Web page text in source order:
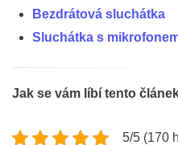
Bezdrátová sluchátka
Sluchátka s
Jak se vám líbí tento
5/5 (170